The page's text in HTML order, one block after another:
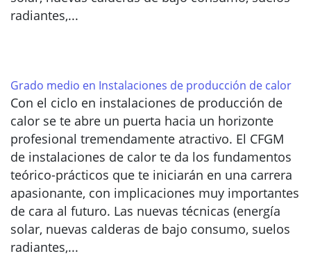
radiantes,...
Grado medio en Instalaciones de producción de calor
Con el ciclo en instalaciones de producción de
calor se te abre un puerta hacia un horizonte
profesional tremendamente atractivo. El CFGM
de instalaciones de calor te da los fundamentos
teórico-prácticos que te iniciarán en una carrera
apasionante, con implicaciones muy importantes
de cara al futuro. Las nuevas técnicas (energía
solar, nuevas calderas de bajo consumo, suelos
radiantes,...